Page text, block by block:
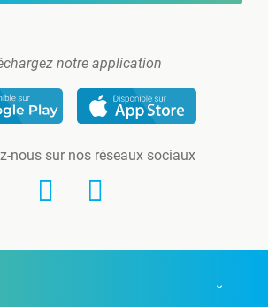
notre application
nous sur nos réseaux sociaux